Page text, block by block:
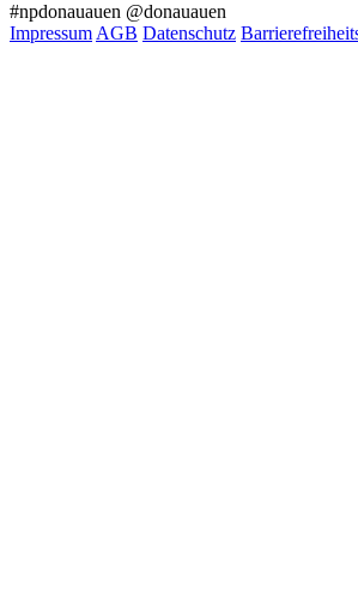
#npdonauauen @donauauen
Impressum AGB Datenschutz